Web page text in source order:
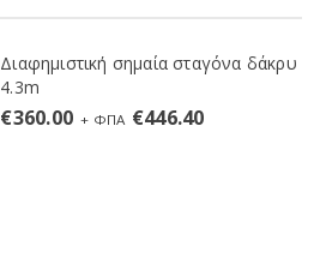
Διαφημιστική σημαία σταγόνα δάκρυ
4.3m
€360.00 + ΦΠΑ €446.40